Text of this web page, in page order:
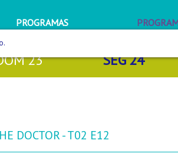
PROGRAMAS
23 SEG24
DOCTOR - T02 E12